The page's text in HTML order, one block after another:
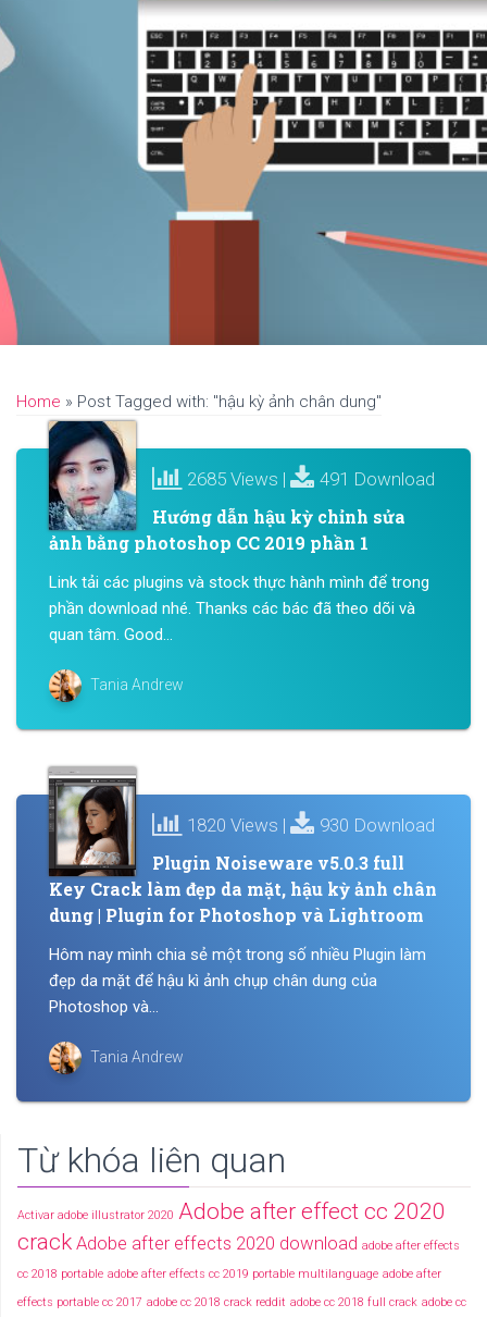
Home » Post Tagged with: "hậu kỳ ảnh chân dung"
2685 Views | 491 Download
Hướng dẫn hậu kỳ chỉnh sửa
ảnh bằng photoshop CC 2019 phần 1
Link tải các plugins và stock thực hành mình để trong
phần download nhé. Thanks các bác đã theo dõi và
quan tâm. Good...
Tania Andrew
1820 Views | 930 Download
Plugin Noiseware v5.0.3 full
Key Crack làm đẹp da mặt, hậu kỳ ảnh chân
dung | Plugin for Photoshop và Lightroom
Hôm nay mình chia sẻ một trong số nhiều Plugin làm
đẹp da mặt để hậu kì ảnh chụp chân dung của
Photoshop và...
Tania Andrew
Từ khóa liên quan
Activar adobe illustrator 2020 Adobe after effect cc 2020
crack Adobe after effects 2020 download adobe after effects
cc 2018 portable adobe after effects cc 2019 portable multilanguage adobe after
effects portable cc 2017 adobe cc 2018 crack reddit adobe cc 2018 full crack adobe cc